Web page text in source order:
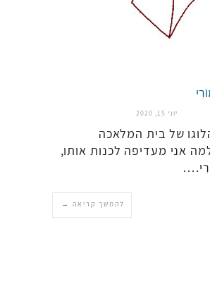
יוני 15, 2020
של בית המלאכה
אני מעדיפה לכנות אותו,
להמשך קריאה →